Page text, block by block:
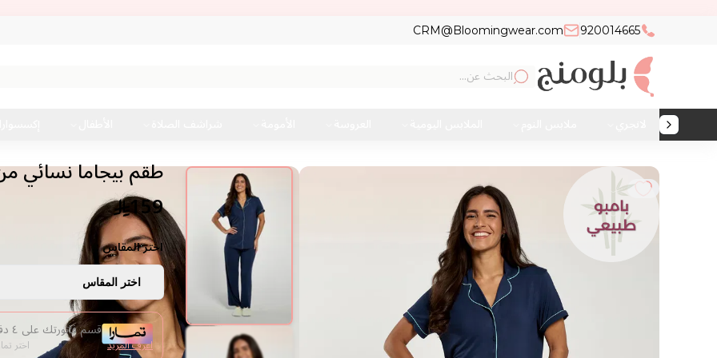
920014665
CRM@Bloomingwear.com
طقم بيجاما نسائي
159
اختر المقاس :
اختر المقاس
قسم فاتورتك على ٤ دفعات من غير فوائد
اختر اعرف المزيد